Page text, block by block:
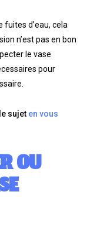
fuites d’eau, cela
n’est pas en bon
le vase
pour
sujet en vous
OU